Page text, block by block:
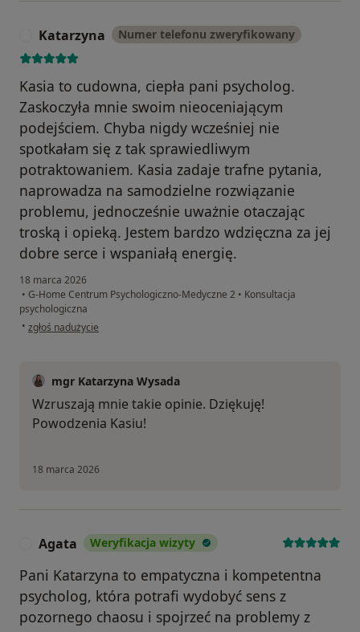
Katarzyna Numer telefonu zweryfikowany
Kasia to cudowna, ciepła pani psycholog.
Zaskoczyła mnie swoim nieoceniającym
podejściem. Chyba nigdy wcześniej nie
spotkałam się z tak sprawiedliwym
potraktowaniem. Kasia zadaje trafne pytania,
naprowadza na samodzielne rozwiązanie
problemu, jednocześnie uważnie otaczając
troską i opieką. Jestem bardzo wdzięczna za jej
dobre serce i wspaniałą energię.
18 marca 2026
• G-Home Centrum Psychologiczno-Medyczne 2 • Konsultacja
psychologiczna
• w opinii użytkownika Katarzyna
zgłoś nadużycie
mgr Katarzyna Wysada
Wzruszają mnie takie opinie. Dziękuję!
Powodzenia Kasiu!
18 marca 2026
Agata Weryfikacja wizyty
Pani Katarzyna to empatyczna i kompetentna
psycholog, która potrafi wydobyć sens z
pozornego chaosu i spojrzeć na problemy z